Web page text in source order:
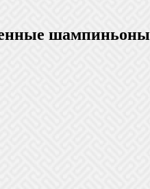
шампиньоны